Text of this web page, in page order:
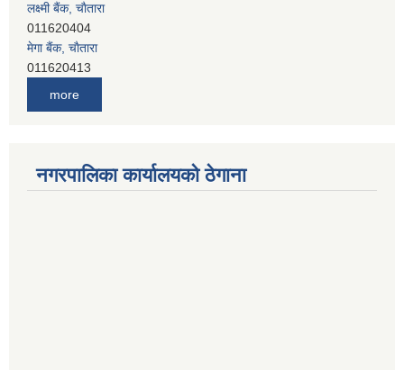
मेगा बैंक, चाैतारा
011620413
जनता बैंक, चाैतारा
011620406
सिभिल बैंक, मेलम्ची
011401055
more
नगरपालिका कार्यालयको ठेगाना